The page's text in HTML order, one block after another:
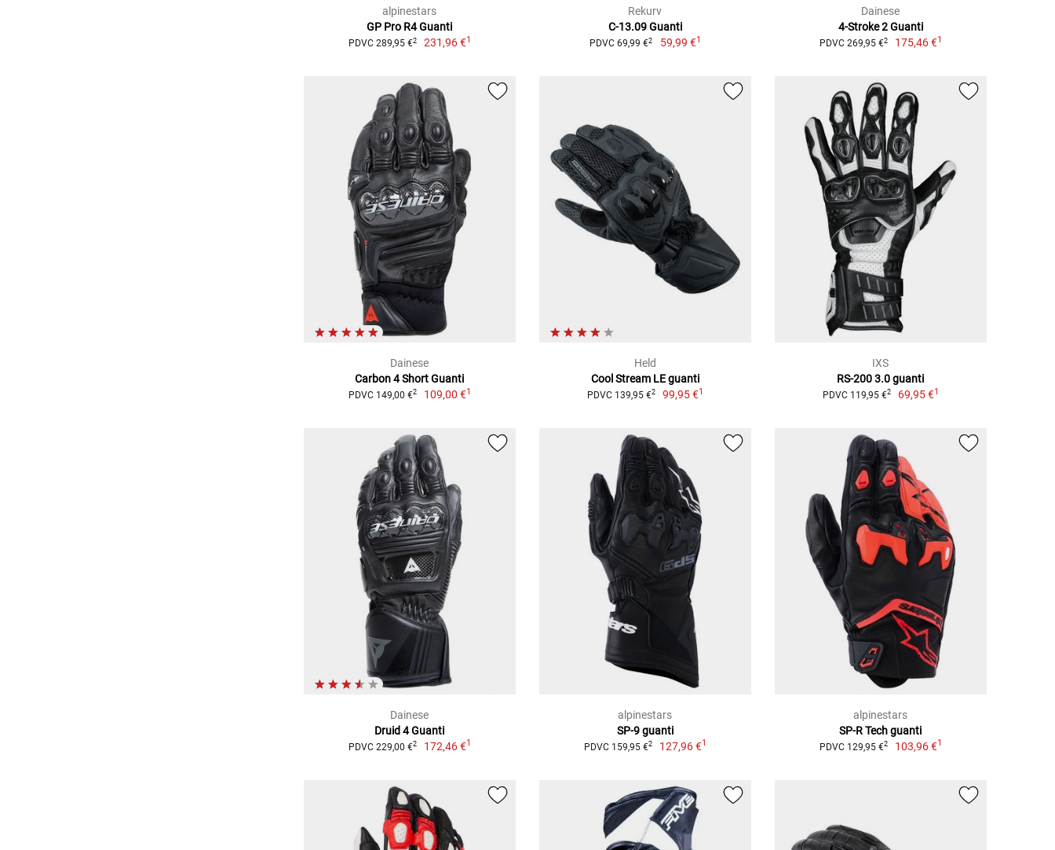
alpinestars
GP Pro R4 Guanti
PDVC 289,95 €2 231,96 €1
Rekurv
C-13.09 Guanti
PDVC 69,99 €2 59,99 €1
Dainese
4-Stroke 2 Guanti
PDVC 269,95 €2 175,46 €1
Dainese
Carbon 4 Short Guanti
PDVC 149,00 €2 109,00 €1
Held
Cool Stream LE guanti
PDVC 139,95 €2 99,95 €1
IXS
RS-200 3.0 guanti
PDVC 119,95 €2 69,95 €1
Dainese
Druid 4 Guanti
PDVC 229,00 €2 172,46 €1
alpinestars
SP-9 guanti
PDVC 159,95 €2 127,96 €1
alpinestars
SP-R Tech guanti
PDVC 129,95 €2 103,96 €1